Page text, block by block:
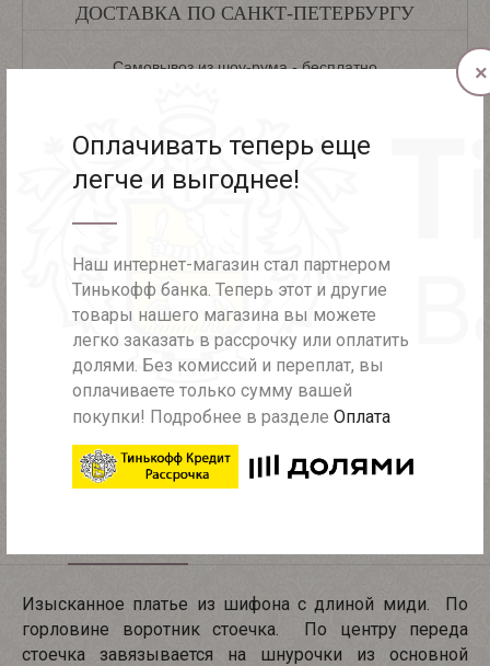
Оплачивать теперь еще
легче и выгоднее!
Наш интернет-магазин стал партнером
Тинькофф банка. Теперь этот и другие
товары нашего магазина вы можете
легко заказать в рассрочку или оплатить
долями. Без комиссий и переплат, вы
оплачиваете только сумму вашей
покупки! Подробнее в разделе Оплата
×
ДОСТАВКА ПО САНКТ-ПЕТЕРБУРГУ
Самовывоз из шоу-рума - бесплатно
Доставка курьером в пределах КАД - 450 рублей
Доставка курьером за КАД - 600 рублей
ДОСТАВКА ПО РОССИИ
При полной предоплате (при заказе более 2000 рублей) -
бесплатно
При полной предоплате (при заказе менее 2000 рублей) -
250 рублей
Частичная предоплата - 450 рублей
Изысканное платье из шифона с длиной миди. По
горловине воротник стоечка. По центру переда
стоечка завязывается на шнурочки из основной